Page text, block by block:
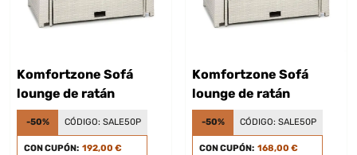
Komfortzone Sofá
lounge de ratán
-50% CÓDIGO: SALE50P
CON CUPÓN: 192,00 €
Komfortzone Sofá
lounge de ratán
-50% CÓDIGO: SALE50P
CON CUPÓN: 168,00 €